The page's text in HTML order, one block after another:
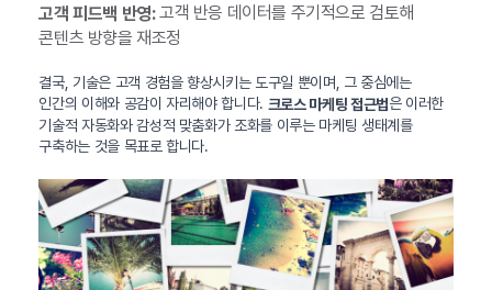
고객 피드백 반영:고객 반응 데이터를 주기적으로 검토해
콘텐츠 방향을 재조정
결국, 기술은 고객 경험을 향상시키는 도구일 뿐이며, 그 중심에는
인간의 이해와 공감이 자리해야 합니다. 크로스 마케팅 접근법은 이러한
기술적 자동화와 감성적 맞춤화가 조화를 이루는 마케팅 생태계를
구축하는 것을 목표로 합니다.